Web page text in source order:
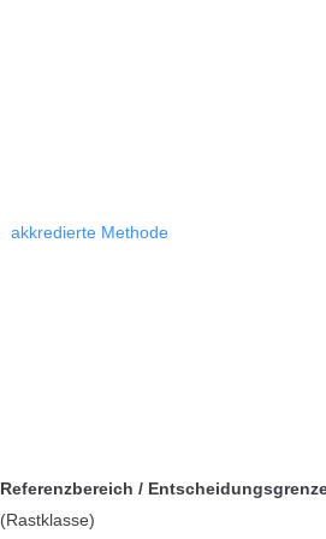
akkredierte Methode
Referenzbereich /
(Rastklasse)